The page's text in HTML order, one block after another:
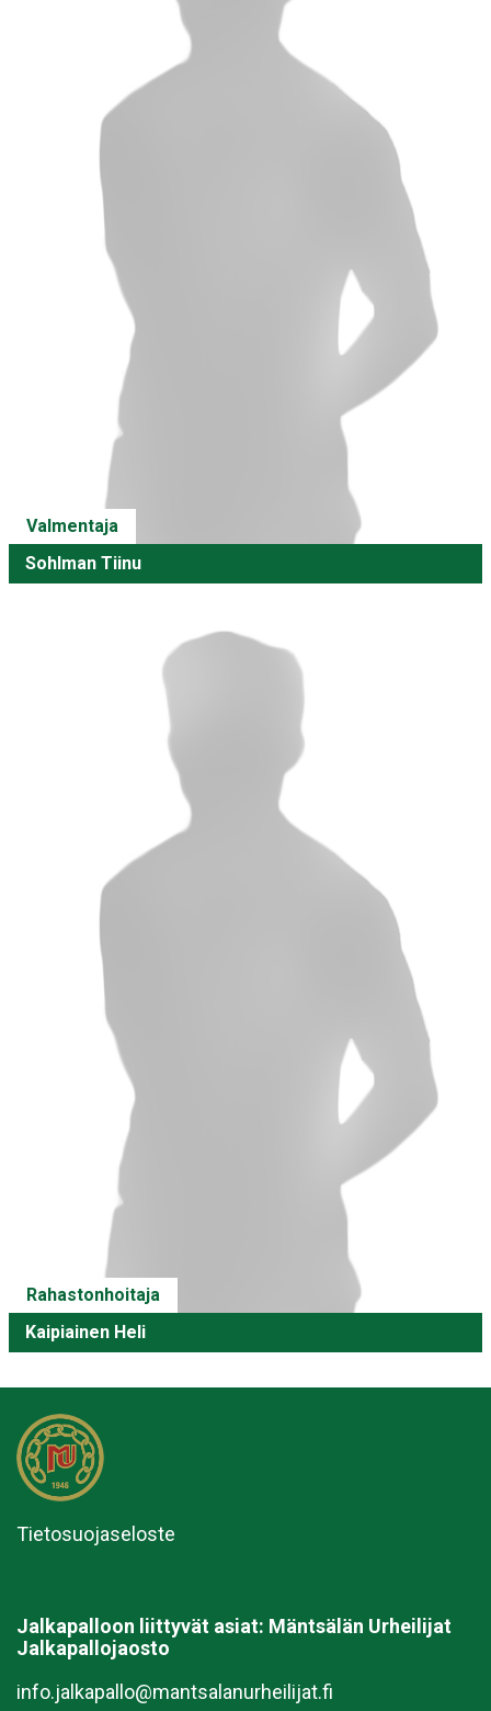
Valmentaja
Sohlman Tiinu
Rahastonhoitaja
Kaipiainen Heli
Tietosuojaseloste
Jalkapalloon liittyvät asiat: Mäntsälän Urheilijat
Jalkapallojaosto
info.jalkapallo@mantsalanurheilijat.fi